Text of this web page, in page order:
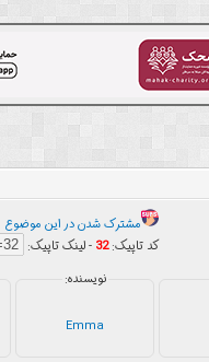
مشترک شدن در این موضوع
کد تاپیک:32 - لینک تاپیک:
نویسنده:
Emma